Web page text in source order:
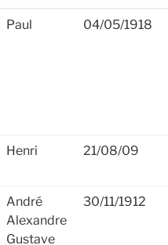
Prénom
Date de
Paul 04/05/1918
Henri 21/08/09
André
Alexandre
Gustave
30/11/1912